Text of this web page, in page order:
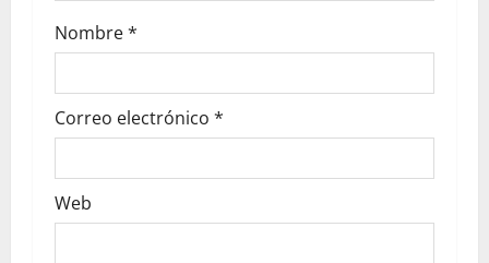
Nombre*
Correo electrónico *
Web